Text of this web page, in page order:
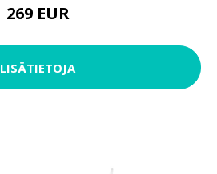
269 EUR
LISÄTIETOJA